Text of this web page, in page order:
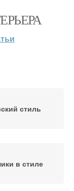
стиль
в стиле